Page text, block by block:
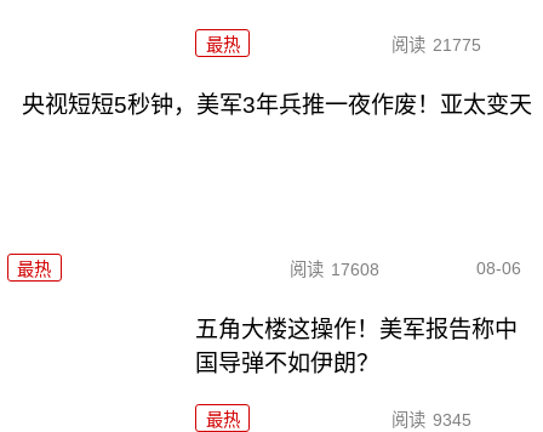
最热 阅读 21775
央视短短5秒钟，美军3年兵推一夜作废！亚太变天
最热 阅读 17608 08-06
五角大楼这操作！美军报告称中
国导弹不如伊朗？
最热 阅读 9345